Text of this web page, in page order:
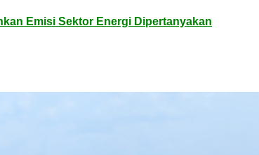
Emisi Sektor Energi Dipertanyakan